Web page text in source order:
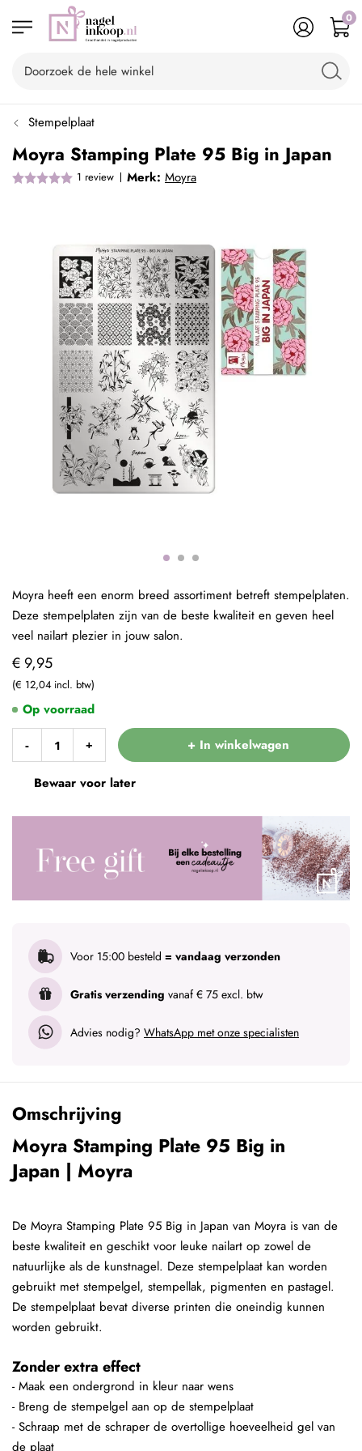
0
Stempelplaat
Moyra Stamping Plate 95 Big in Japan
1 review Merk: Moyra
€ 9,95
€ 12,04
- + + In winkelwagen
Bewaar voor later
Voor 15:00 besteld = vandaag verzonden
Gratis verzending vanaf € 75 excl. btw
Advies nodig? WhatsApp met onze specialisten
Op voorraad
Moyra heeft een enorm breed assortiment betreft stempelplaten.
Deze stempelplaten zijn van de beste kwaliteit en geven heel
veel nailart plezier in jouw salon.
Omschrijving
Moyra Stamping Plate 95 Big in
Japan | Moyra
De Moyra Stamping Plate 95 Big in Japan van Moyra is van de
beste kwaliteit en geschikt voor leuke nailart op zowel de
natuurlijke als de kunstnagel. Deze stempelplaat kan worden
gebruikt met stempelgel, stempellak, pigmenten en pastagel.
De stempelplaat bevat diverse printen die oneindig kunnen
worden gebruikt.
Zonder extra effect
- Maak een ondergrond in kleur naar wens
- Breng de stempelgel aan op de stempelplaat
- Schraap met de schraper de overtollige hoeveelheid gel van
de plaat